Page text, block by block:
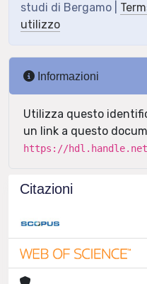
studi di Bergamo |
utilizzo
Informazioni
Utilizza questo
un link a questo
https://hdl.handle.net/
Citazioni